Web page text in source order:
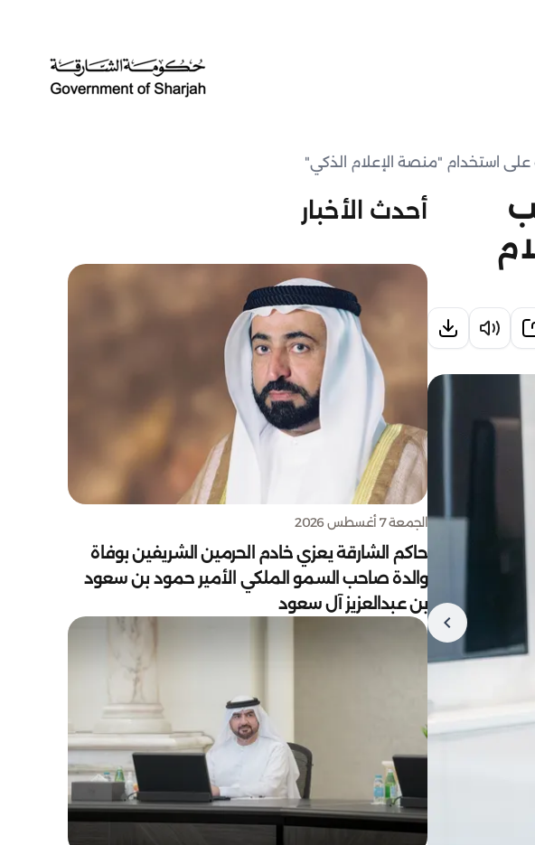
على استخدام "منصة الإعلام الذكي"
أحدث الأخبار
الجمعة 7 أغسطس 2026
حاكم الشارقة يعزي خادم الحرمين الشريفين بوفاة
والدة صاحب السمو الملكي الأمير حمود بن سعود
بن عبدالعزيز آل سعود